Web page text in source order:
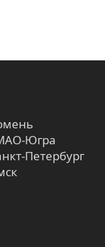
Югра
Петербург